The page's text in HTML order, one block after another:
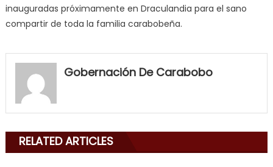
inauguradas próximamente en Draculandia para el sano
compartir de toda la familia carabobeña.
my
neighbor
mouth
Gobernación De Carabobo
RELATED ARTICLES